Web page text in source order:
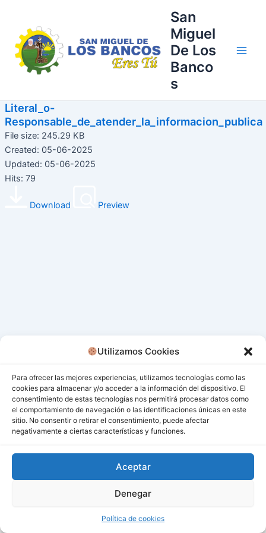
Utilizamos Cookies
Para ofrecer las mejores experiencias, utilizamos tecnologías como las
cookies para almacenar y/o acceder a la información del dispositivo. El
consentimiento de estas tecnologías nos permitirá procesar datos como
el comportamiento de navegación o las identificaciones únicas en este
sitio. No consentir o retirar el consentimiento, puede afectar
negativamente a ciertas características y funciones.
Aceptar
Denegar
Política de cookies
contenido
San
Miguel
De Los
Banco
s
Literal_o-
Responsable_de_atender_la_informacion_publica
File size: 245.29 KB
Created: 05-06-2025
Updated: 05-06-2025
Hits: 79
Download Preview
Todos los derechos © 2026 San Miguel De Los Bancos |